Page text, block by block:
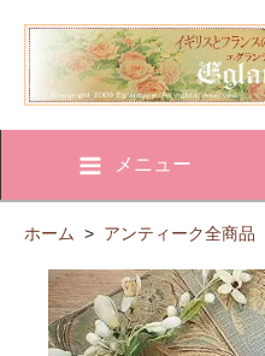
メニュー
ホーム > アンティーク全商品